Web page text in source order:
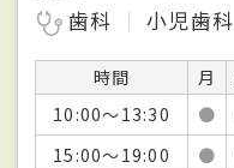
歯科
小児歯科
時間 月
10:00～13:30
●
15:00～19:00
●